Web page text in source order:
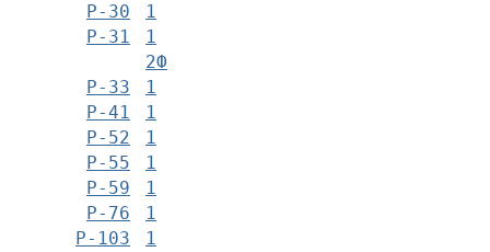
Р-30
1
Р-31
1
2Ф
Р-33
1
Р-41
1
Р-52
1
Р-55
1
Р-59
1
Р-76
1
Р-103
1